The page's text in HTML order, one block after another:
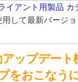
イアント用製品 カ
して最新バージ
ップデート
をおこなう